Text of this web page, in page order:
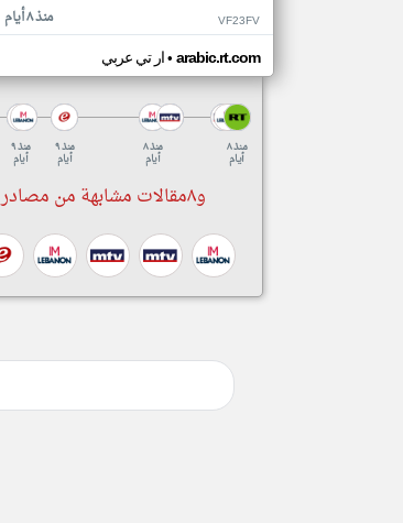
منذ ٨ أيام VF23FV
ار تي عربي• arabic.rt.com
منذ ٩
أيام
منذ ٩
أيام
منذ ٨
أيام
منذ ٨
أيام
و٨مقالات مشابهة من مصادر أخرى